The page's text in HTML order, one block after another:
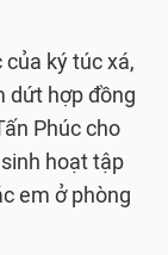
ký túc xá,
dứt hợp đồng
Phúc cho
hoạt tập
em ở phòng